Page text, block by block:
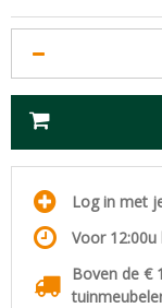
Log in met
Voor
Boven de €